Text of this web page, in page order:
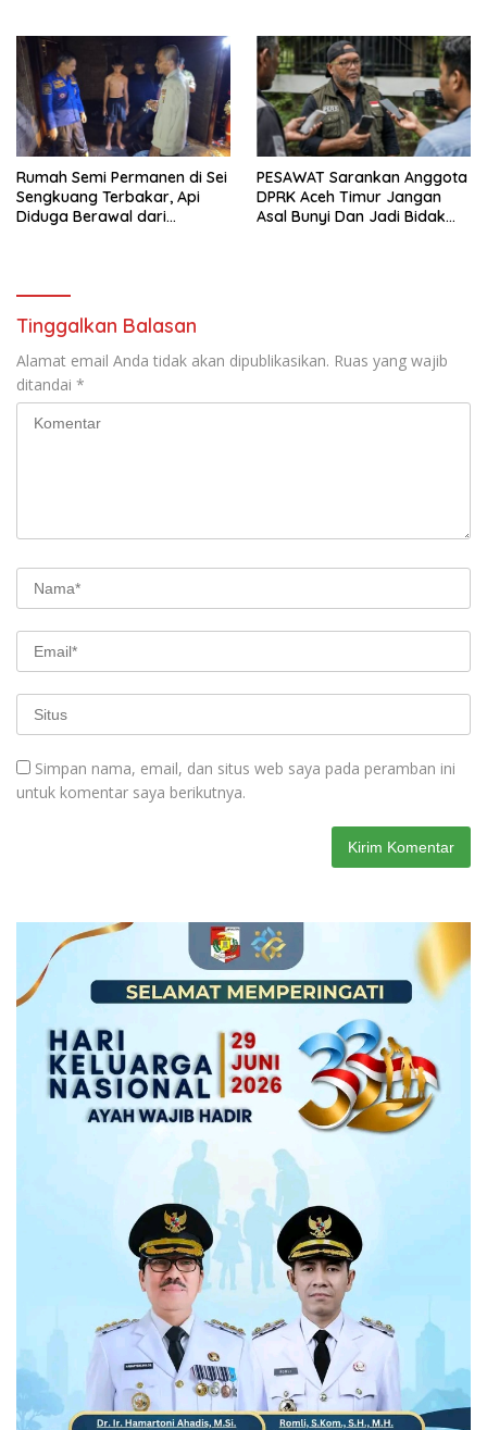
Rumah Semi Permanen di Sei
Sengkuang Terbakar, Api
Diduga Berawal dari
PESAWAT Sarankan Anggota
DPRK Aceh Timur Jangan
Asal Bunyi Dan Jadi Bidak
Tinggalkan Balasan
Alamat email Anda tidak akan dipublikasikan. Ruas yang wajib
ditandai *
Simpan nama, email, dan situs web saya pada peramban ini
untuk komentar saya berikutnya.